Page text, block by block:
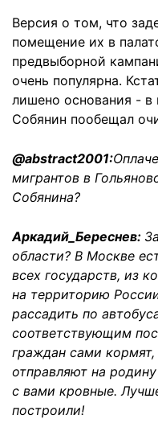
Версия о том, что
помещение их в
предвыборной
очень популярна.
лишено основания -
Собянин пообещал
@abstract2001:
мигрантов в
Собянина?
Аркадий_Береснев:
области? В Москве
всех государств, из
на территорию
рассадить по
соответствующим
граждан сами
отправляют на
с вами кровные.
построили!